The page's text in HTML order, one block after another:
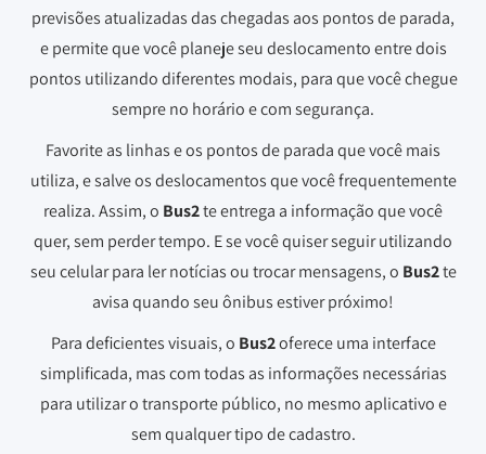
previsões atualizadas das chegadas aos pontos de parada,
e permite que você planeje seu deslocamento entre dois
pontos utilizando diferentes modais, para que você chegue
sempre no horário e com segurança.
Favorite as linhas e os pontos de parada que você mais
utiliza, e salve os deslocamentos que você frequentemente
realiza. Assim, o Bus2te entrega a informação que você
quer, sem perder tempo. E se você quiser seguir utilizando
seu celular para ler notícias ou trocar mensagens, o Bus2te
avisa quando seu ônibus estiver próximo!
Para deficientes visuais, o Bus2oferece uma interface
simplificada, mas com todas as informações necessárias
para utilizar o transporte público, no mesmo aplicativo e
sem qualquer tipo de cadastro.